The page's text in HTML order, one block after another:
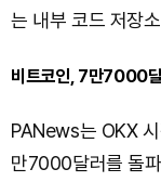
는 내부 코드 저장
비트코인, 7만7000
PANews는 OKX
만7000달러를 돌